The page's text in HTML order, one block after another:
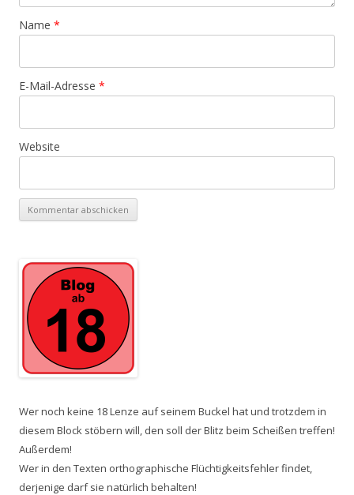
Name *
E-Mail-Adresse *
Website
Wer noch keine 18 Lenze auf seinem Buckel hat und trotzdem in
diesem Block stöbern will, den soll der Blitz beim Scheißen treffen!
Außerdem!
Wer in den Texten orthographische Flüchtigkeitsfehler findet,
derjenige darf sie natürlich behalten!